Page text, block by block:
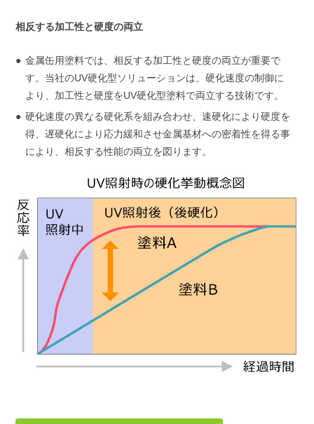
相反する加⼯性と硬度の両⽴
⾦属⽸⽤塗料では、相反する加⼯性と硬度の両⽴が重要で
す。当社のUV硬化型ソリューションは、硬化速度の制御に
より、加⼯性と硬度をUV硬化型塗料で両⽴する技術です。
硬化速度の異なる硬化系を組み合わせ、速硬化により硬度を
得、遅硬化により応⼒緩和させ⾦属基材への密着性を得る事
により、相反する性能の両⽴を図ります。